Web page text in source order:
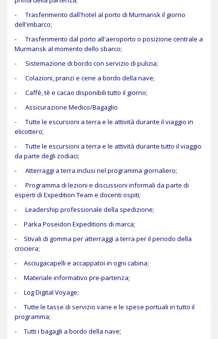
- Trasferimento dall'hotel al porto di Murmansk il giorno
dell'imbarco;
- Trasferimento dal porto all'aeroporto o posizione centrale a
Murmansk al momento dello sbarco;
- Sistemazione di bordo con servizio di pulizia;
- Colazioni, pranzi e cene a bordo della nave;
- Caffè, tè e cacao disponibili tutto il giorno;
- Assicurazione Medico/Bagaglio
- Tutte le escursioni a terra e le attività durante il viaggio in
elicottero;
- Tutte le escursioni a terra e le attività durante tutto il viaggio
da parte degli zodiaci;
- Atterraggi a terra inclusi nel programma giornaliero;
- Programma di lezioni e discussioni informali da parte di
esperti di Expedition Team e docenti ospiti;
- Leadership professionale della spedizione;
- Parka Poseidon Expeditions di marca;
- Stivali di gomma per atterraggi a terra per il periodo della
crociera;
- Asciugacapelli e accappatoi in ogni cabina;
- Materiale informativo pre-partenza;
- Log Digital Voyage;
- Tutte le tasse di servizio varie e le spese portuali in tutto il
programma;
- Tutti i bagagli a bordo della nave;